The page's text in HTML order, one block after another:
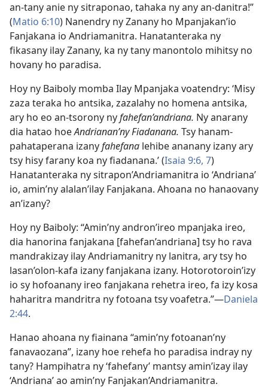
an-tany anie ny sitraponao, tahaka ny any an-danitra!”
(Matio 6:10) Nanendry ny Zanany ho Mpanjakan’io
Fanjakana io Andriamanitra. Hanatanteraka ny
fikasany ilay Zanany, ka ny tany manontolo mihitsy no
hovany ho paradisa.
Hoy ny Baiboly momba Ilay Mpanjaka voatendry: ‘Misy
zaza teraka ho antsika, zazalahy no homena antsika,
ary ho eo an-tsorony nyfahefan’andriana. Ny anarany
dia hatao hoeAndrianan’ny Fiadanana. Tsy hanam-
pahataperana izanyfahefana lehibe ananany izany ary
tsy hisy farany koa ny fiadanana.’ (Isaia 9:6, 7)
Hanatanteraka ny sitrapon’Andriamanitra io ‘Andriana’
io, amin’ny alalan’ilay Fanjakana. Ahoana no hanaovany
an’izany?
Hoy ny Baiboly: “Amin’ny andron’ireo mpanjaka ireo,
dia hanorina fanjakana [fahefan’andriana] tsy ho rava
mandrakizay ilay Andriamanitry ny lanitra, ary tsy ho
lasan’olon-kafa izany fanjakana izany. Hotorotoroin’izy
io sy hofoanany ireo fanjakana rehetra ireo, fa izy kosa
haharitra mandritra ny fotoana tsy voafetra.”—Daniela
2:44.
Hanao ahoana ny fiainana “amin’ny fotoanan’ny
fanavaozana”, izany hoe rehefa ho paradisa indray ny
tany? Hampihatra ny ‘fahefany’ mantsy amin’izay ilay
‘Andriana’ ao amin’ny Fanjakan’Andriamanitra.